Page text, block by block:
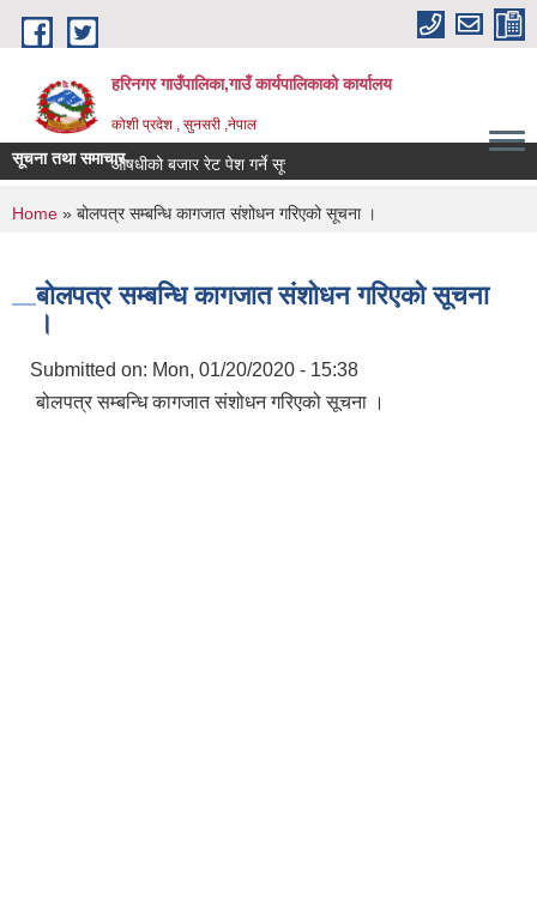
Skip to main content
हरिनगर गाउँपालिका,गाउँ कार्यपालिकाको कार्यालय
कोशी प्रदेश , सुनसरी ,नेपाल
सूचना तथा समाचारऔषधीको बजार रेट पेश गर्ने सूचना
You are here
Home » बोलपत्र सम्बन्धि कागजात संशोधन गरिएको सूचना ।
बोलपत्र सम्बन्धि कागजात संशोधन गरिएको सूचना
।
Submitted on: Mon, 01/20/2020 - 15:38
बोलपत्र सम्बन्धि कागजात संशोधन गरिएको सूचना ।